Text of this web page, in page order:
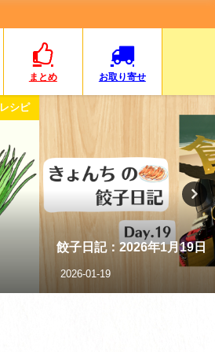
まとめ お取り寄せ
レシピ
餃子日記：2026年1月19日
2026-01-19